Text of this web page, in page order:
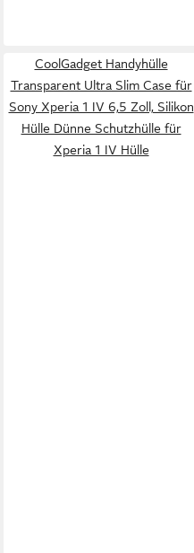
CoolGadget Handyhülle
Transparent Ultra Slim Case für
Sony Xperia 1 IV 6,5 Zoll, Silikon
Hülle Dünne Schutzhülle für
Xperia 1 IV Hülle